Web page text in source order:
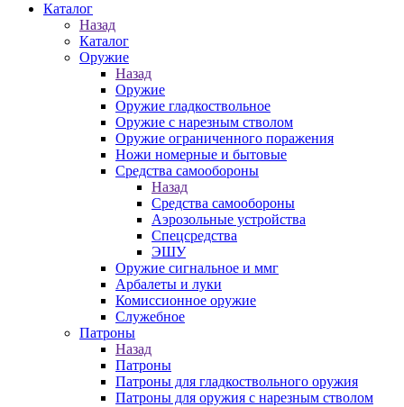
Каталог
Назад
Каталог
Оружие
Назад
Оружие
Оружие гладкоствольное
Оружие с нарезным стволом
Оружие ограниченного поражения
Ножи номерные и бытовые
Средства самообороны
Назад
Средства самообороны
Аэрозольные устройства
Спецсредства
ЭШУ
Оружие сигнальное и ммг
Арбалеты и луки
Комиссионное оружие
Служебное
Патроны
Назад
Патроны
Патроны для гладкоствольного оружия
Патроны для оружия с нарезным стволом